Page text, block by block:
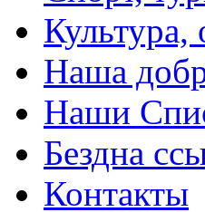
Культура,
Наша
Наши
Бездна
Контакты